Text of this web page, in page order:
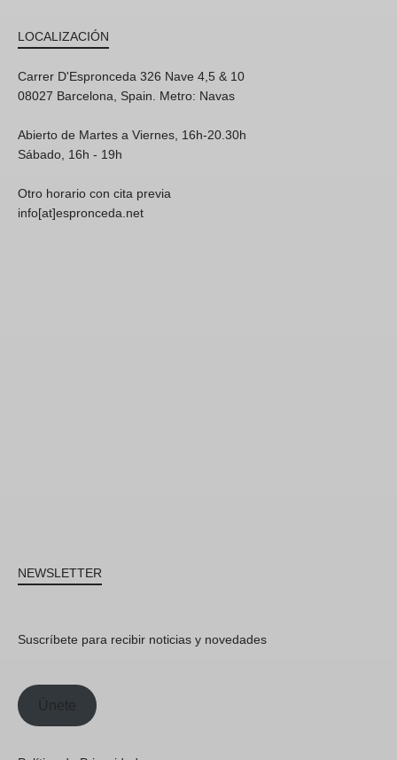
LOCALIZACIÓN
Carrer D'Espronceda 326 Nave 4,5 & 10
08027 Barcelona, Spain. Metro: Navas
Abierto de Martes a Viernes, 16h-20.30h
Sábado, 16h - 19h
Otro horario con cita previa
info[at]espronceda.net
NEWSLETTER
Suscríbete para recibir noticias y novedades
Únete